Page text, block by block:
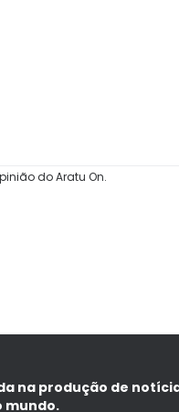
do Aratu On.
na produção de
mundo.